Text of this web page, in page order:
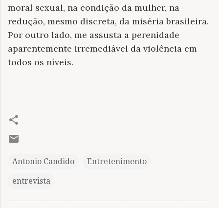
moral sexual, na condição da mulher, na
redução, mesmo discreta, da miséria brasileira.
Por outro lado, me assusta a perenidade
aparentemente irremediável da violência em
todos os níveis.
Antonio Candido Entretenimento
entrevista